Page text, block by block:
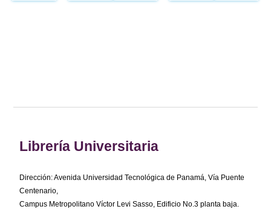
Librería Universitaria
Dirección: Avenida Universidad Tecnológica de Panamá, Vía Puente
Centenario,
Campus Metropolitano Víctor Levi Sasso, Edificio No.3 planta baja.